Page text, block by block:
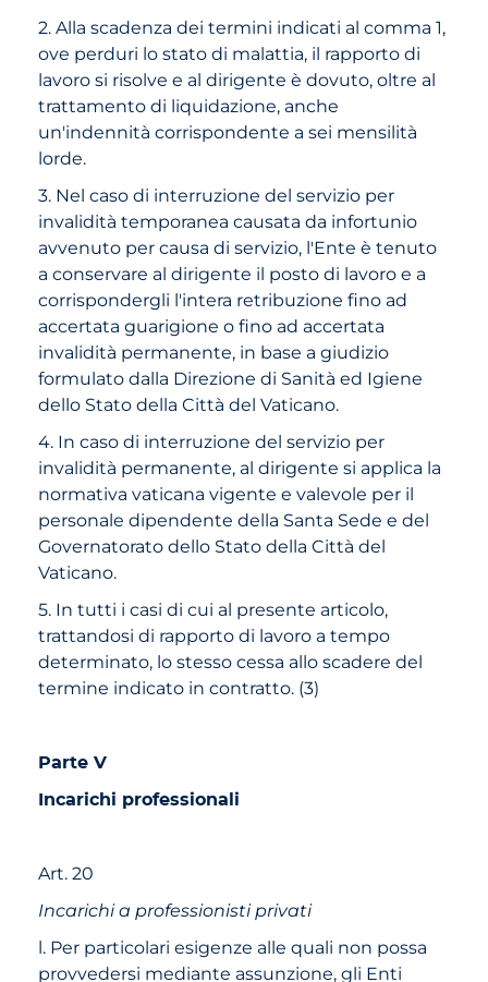
2. Alla scadenza dei termini indicati al comma 1,
ove perduri lo stato di malattia, il rapporto di
lavoro si risolve e al dirigente è dovuto, oltre al
trattamento di liquidazione, anche
un'indennità corrispondente a sei mensilità
lorde.
3. Nel caso di interruzione del servizio per
invalidità temporanea causata da infortunio
avvenuto per causa di servizio, l'Ente è tenuto
a conservare al dirigente il posto di lavoro e a
corrispondergli l'intera retribuzione fino ad
accertata guarigione o fino ad accertata
invalidità permanente, in base a giudizio
formulato dalla Direzione di Sanità ed Igiene
dello Stato della Città del Vaticano.
4. In caso di interruzione del servizio per
invalidità permanente, al dirigente si applica la
normativa vaticana vigente e valevole per il
personale dipendente della Santa Sede e del
Governatorato dello Stato della Città del
Vaticano.
5. In tutti i casi di cui al presente articolo,
trattandosi di rapporto di lavoro a tempo
determinato, lo stesso cessa allo scadere del
termine indicato in contratto. (3)
Parte V
Incarichi professionali
Art. 20
Incarichi a professionisti privati
l. Per particolari esigenze alle quali non possa
provvedersi mediante assunzione, gli Enti